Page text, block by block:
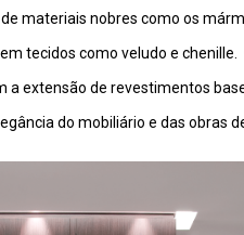
materiais nobres como os
tecidos como veludo e
a extensão de revestimentos
do mobiliário e das obras